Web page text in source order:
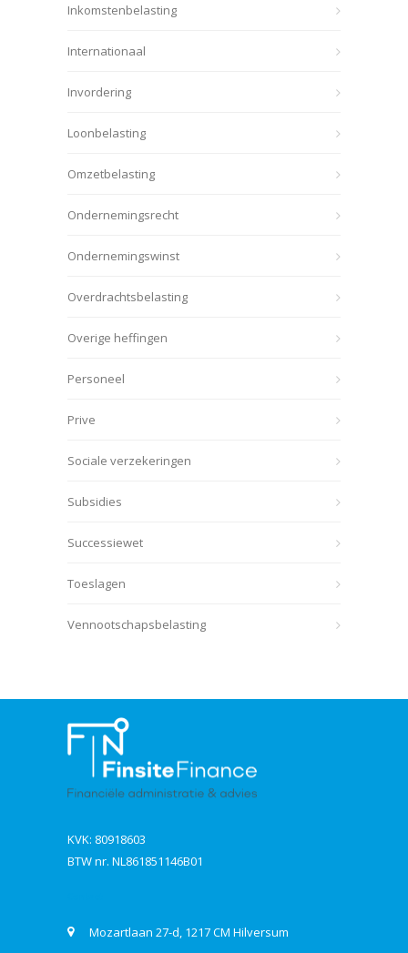
Inkomstenbelasting
Internationaal
Invordering
Loonbelasting
Omzetbelasting
Ondernemingsrecht
Ondernemingswinst
Overdrachtsbelasting
Overige heffingen
Personeel
Prive
Sociale verzekeringen
Subsidies
Successiewet
Toeslagen
Vennootschapsbelasting
KVK: 80918603
BTW nr. NL861851146B01
Mozartlaan 27-d, 1217 CM Hilversum